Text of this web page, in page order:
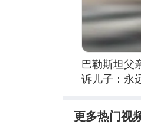
巴勒斯坦父
诉儿子：永
更多热门视